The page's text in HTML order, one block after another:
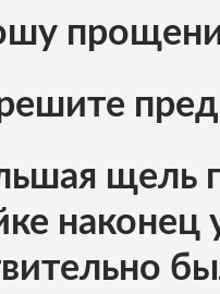
щель
наконец